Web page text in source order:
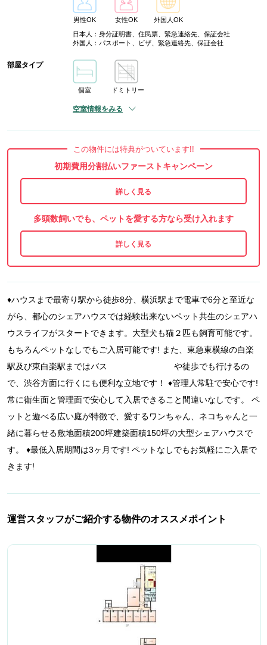
男性OK 女性OK
外国人OK
日本人：身分証明書、住民票、緊急連絡先、保証会社
外国人：パスポート、ビザ、緊急連絡先、保証会社
部屋タイプ
個室 ドミトリー
空室情報をみる
この物件には特典がついています!!
初期費用分割払いファーストキャンペーン
多頭数飼いでも、ペットを愛する方なら受け入れます
♦️ハウスまで最寄り駅から徒歩8分、横浜駅まで電車で6分と至近な
がら、都心のシェアハウスでは経験出来ないペット共生のシェアハ
ウスライフがスタートできます。大型犬も猫２匹も飼育可能です。
もちろんペットなしでもご入居可能です! また、東急東横線の白楽
駅及び東白楽駅まではバス や徒歩でも行けるの
で、渋谷方面に行くにも便利な立地です！ ♦️管理人常駐で安心です!
常に衛生面と管理面で安心して入居できること間違いなしです。 ペ
ットと遊べる広い庭が特徴で、愛するワンちゃん、ネコちゃんと一
緒に暮らせる敷地面積200坪建築面積150坪の大型シェアハウスで
す。 ♦️最低入居期間は3ヶ月です! ペットなしでもお気軽にご入居で
きます!
運営スタッフがご紹介する物件のオススメポイント